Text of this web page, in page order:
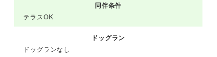
同伴条件
テラスOK
ドッグラン
ドッグランなし